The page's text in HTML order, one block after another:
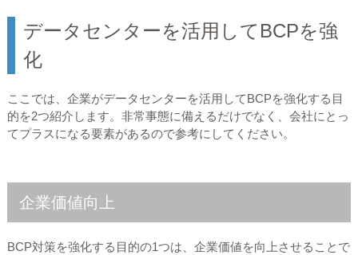
データセンターを活用してBCPを強
化
ここでは、企業がデータセンターを活用してBCPを強化する目
的を2つ紹介します。非常事態に備えるだけでなく、会社にとっ
てプラスになる要素があるので参考にしてください。
企業価値向上
BCP対策を強化する目的の1つは、企業価値を向上させることで